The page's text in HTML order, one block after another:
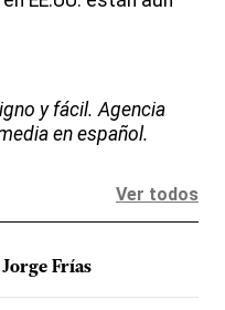
y fácil. Agencia
en español.
Ver todos
Frías